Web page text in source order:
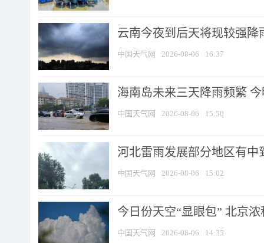
云南今夜到后天将现较强降
中国天气网 2026-08-06 16:37
海南岛未来三天降雨频繁
中国天气网 2026-08-06 15:50
河北雷雨发展部分地区有中
中国天气网 2026-08-06 15:02
今日份天空“显眼包” 北京
中国天气网 2026-08-06 14:35